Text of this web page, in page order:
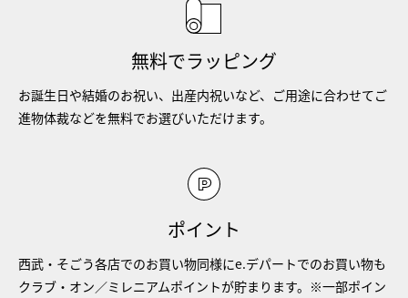
無料でラッピング
お誕生日や結婚のお祝い、出産内祝いなど、ご用途に合わせてご
進物体裁などを無料でお選びいただけます。
ポイント
西武・そごう各店でのお買い物同様にe.デパートでのお買い物も
クラブ・オン／ミレニアムポイントが貯まります。※一部ポイン